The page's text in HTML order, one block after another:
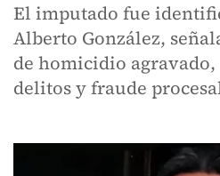
El imputado fue
Alberto González,
de homicidio
delitos y fraude